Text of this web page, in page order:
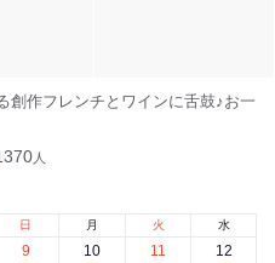
創作フレンチとワインに舌鼓♪お一
人
日
9
月
10
火
11
水
12